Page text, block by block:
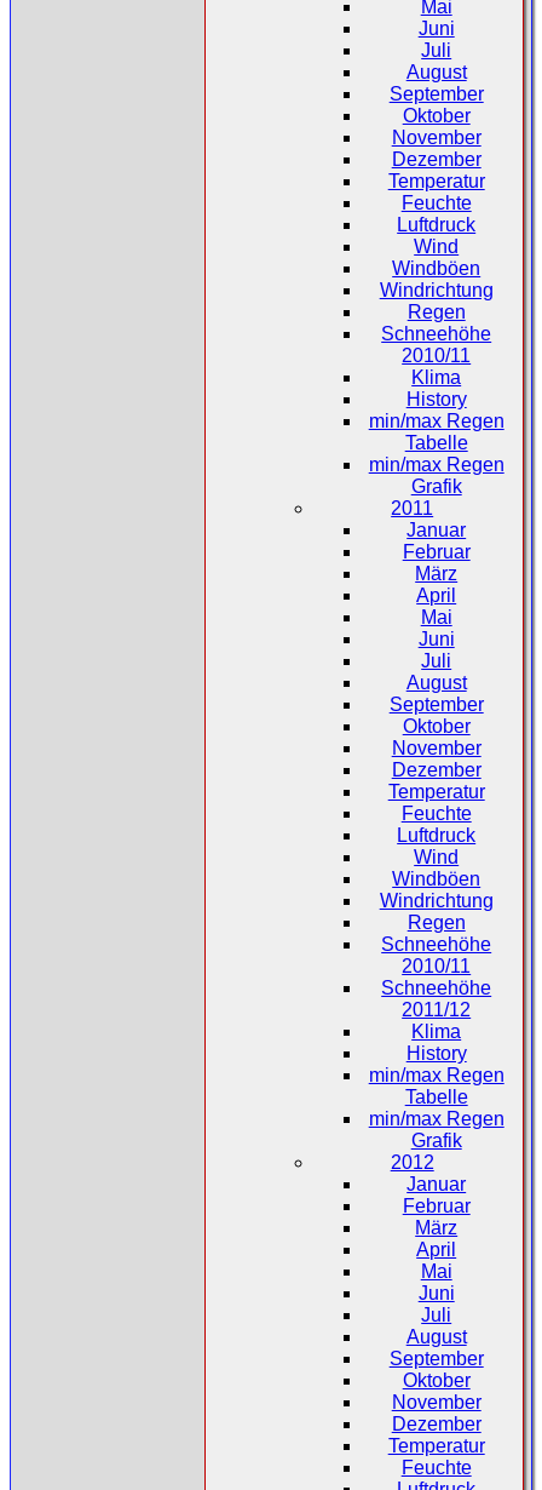
Mai
Juni
Juli
August
September
Oktober
November
Dezember
Temperatur
Feuchte
Luftdruck
Wind
Windböen
Windrichtung
Regen
Schneehöhe
2010/11
Klima
History
min/max Regen
Tabelle
min/max Regen
Grafik
2011
Januar
Februar
März
April
Mai
Juni
Juli
August
September
Oktober
November
Dezember
Temperatur
Feuchte
Luftdruck
Wind
Windböen
Windrichtung
Regen
Schneehöhe
2010/11
Schneehöhe
2011/12
Klima
History
min/max Regen
Tabelle
min/max Regen
Grafik
2012
Januar
Februar
März
April
Mai
Juni
Juli
August
September
Oktober
November
Dezember
Temperatur
Feuchte